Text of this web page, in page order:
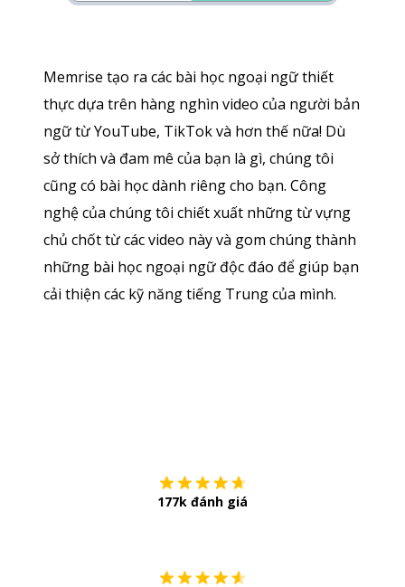
Memrise tạo ra các bài học ngoại ngữ thiết
thực dựa trên hàng nghìn video của người bản
ngữ từ YouTube, TikTok và hơn thế nữa! Dù
sở thích và đam mê của bạn là gì, chúng tôi
cũng có bài học dành riêng cho bạn. Công
nghệ của chúng tôi chiết xuất những từ vựng
chủ chốt từ các video này và gom chúng thành
những bài học ngoại ngữ độc đáo để giúp bạn
cải thiện các kỹ năng tiếng Trung của mình.
177k đánh giá